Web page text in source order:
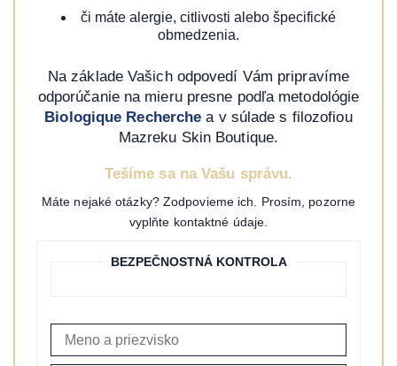
či máte alergie, citlivosti alebo špecifické
obmedzenia.
Na základe Vašich odpovedí Vám pripravíme
odporúčanie na mieru presne podľa metodológie
Biologique Recherche a v súlade s filozofiou
Mazreku Skin Boutique.
Tešíme sa na Vašu správu.
Máte nejaké otázky? Zodpovieme ich. Prosím, pozorne
vyplňte kontaktné údaje.
BEZPEČNOSTNÁ KONTROLA